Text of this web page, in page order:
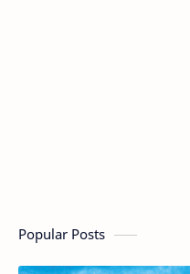
Popular Posts